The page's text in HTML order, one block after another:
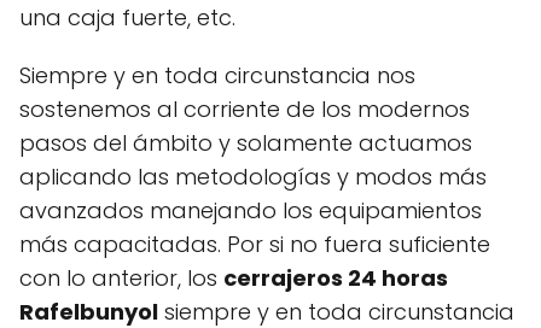
una caja fuerte, etc.
Siempre y en toda circunstancia nos
sostenemos al corriente de los modernos
pasos del ámbito y solamente actuamos
aplicando las metodologías y modos más
avanzados manejando los equipamientos
más capacitadas. Por si no fuera suficiente
con lo anterior, los cerrajeros 24 horas
Rafelbunyol siempre y en toda circunstancia